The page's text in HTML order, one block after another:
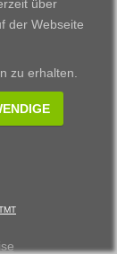
CARUSO
über
der Webseite
zu erhalten.